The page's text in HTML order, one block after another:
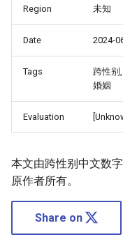
Region 未知
Date 2024-
Tags
跨性别
婚姻
Evaluation
本文由跨性别中文数
原作者所有。
Share on